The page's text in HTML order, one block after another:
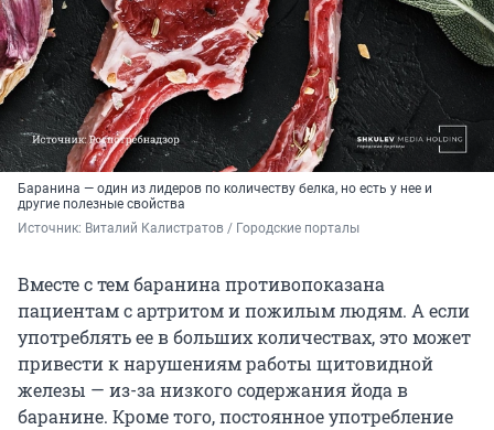
Баранина — один из лидеров по количеству белка, но есть у нее и
другие полезные свойства
Источник: Виталий Калистратов / Городские порталы
Вместе с тем баранина противопоказана
пациентам с артритом и пожилым людям. А если
употреблять ее в больших количествах, это может
привести к нарушениям работы щитовидной
железы — из-за низкого содержания йода в
баранине. Кроме того, постоянное употребление